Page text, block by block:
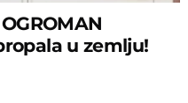
u zemlju!